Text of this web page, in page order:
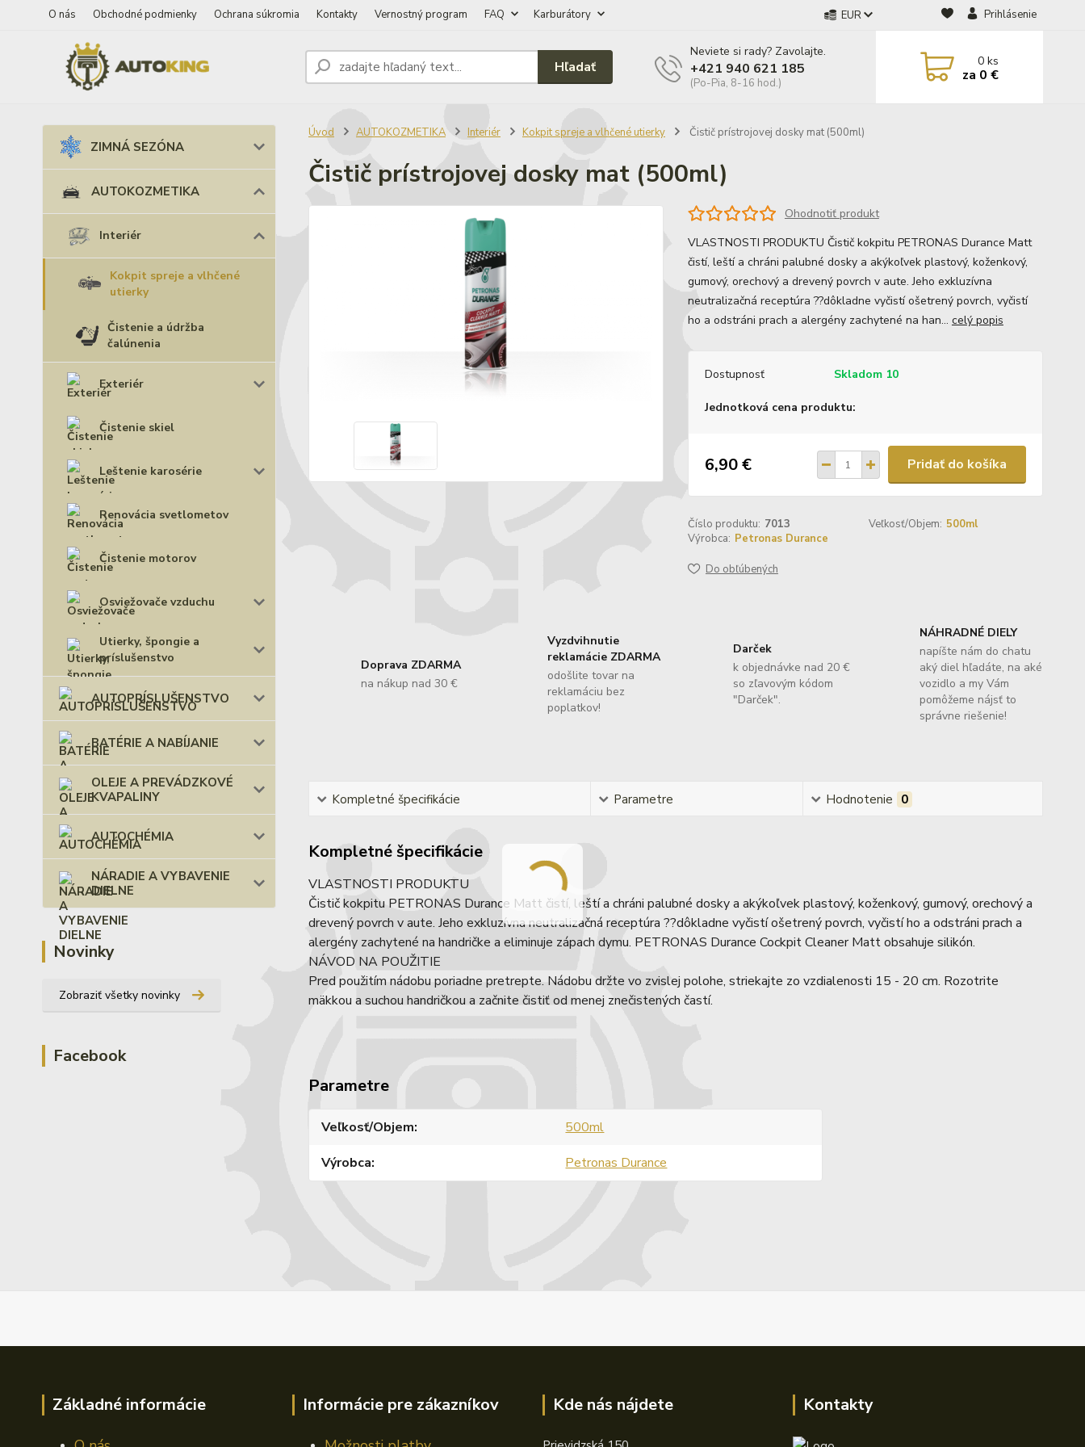
O nás Obchodné podmienky Ochrana súkromia Kontakty Vernostný program FAQ Karburátory EUR Prihlásenie
Hľadať
Neviete si rady? Zavolajte.
+421 940 621 185
(Po-Pia, 8-16 hod.)
0ks
za 0 €
ZIMNÁ SEZÓNA
AUTOKOZMETIKA
Interiér
Kokpit spreje a vlhčené
utierky
Čistenie a údržba
čalúnenia
Exteriér
Čistenie skiel
Leštenie karosérie
Renovácia svetlometov
Čistenie motorov
Osviežovače vzduchu
Utierky, špongie a
príslušenstvo
AUTOPRÍSLUŠENSTVO
BATÉRIE A NABÍJANIE
OLEJE A PREVÁDZKOVÉ
KVAPALINY
AUTOCHÉMIA
NÁRADIE A VYBAVENIE
DIELNE
Novinky
Zobraziť všetky novinky
Facebook
Úvod AUTOKOZMETIKA Interiér Kokpit spreje a vlhčené utierky Čistič prístrojovej dosky mat (500ml)
Čistič prístrojovej dosky mat (500ml)
Ohodnotiť produkt
VLASTNOSTI PRODUKTU Čistič kokpitu PETRONAS Durance Matt
čistí, leští a chráni palubné dosky a akýkoľvek plastový, koženkový,
gumový, orechový a drevený povrch v aute. Jeho exkluzívna
neutralizačná receptúra ??dôkladne vyčistí ošetrený povrch, vyčistí
ho a odstráni prach a alergény zachytené na han... celý popis
Dostupnosť Skladom 10
Jednotková cena produktu:
6,90 € Pridať do košíka
Číslo produktu: 7013 Veľkosť/Objem: 500ml
Výrobca: Petronas Durance
Do obľúbených
Doprava ZDARMA
na nákup nad 30 €
Vyzdvihnutie
reklamácie ZDARMA
odošlite tovar na
reklamáciu bez
poplatkov!
Darček
k objednávke nad 20 €
so zľavovým kódom
"Darček".
NÁHRADNÉ DIELY
napíšte nám do chatu
aký diel hľadáte, na aké
vozidlo a my Vám
pomôžeme nájsť to
správne riešenie!
Kompletné špecifikácie Parametre Hodnotenie 0
Kompletné špecifikácie
VLASTNOSTI PRODUKTU
Čistič kokpitu PETRONAS Durance Matt čistí, leští a chráni palubné dosky a akýkoľvek plastový, koženkový, gumový, orechový a
drevený povrch v aute. Jeho exkluzívna neutralizačná receptúra ??dôkladne vyčistí ošetrený povrch, vyčistí ho a odstráni prach a
alergény zachytené na handričke a eliminuje zápach dymu. PETRONAS Durance Cockpit Cleaner Matt obsahuje silikón.
NÁVOD NA POUŽITIE
Pred použitím nádobu poriadne pretrepte. Nádobu držte vo zvislej polohe, striekajte zo vzdialenosti 15 - 20 cm. Rozotrite
mäkkou a suchou handričkou a začnite čistiť od menej znečistených častí.
Parametre
Veľkosť/Objem
500ml
Výrobca
Petronas Durance
Základné informácie Informácie pre zákazníkov Kde nás nájdete Kontakty